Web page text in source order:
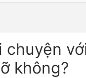
chuyện
không?